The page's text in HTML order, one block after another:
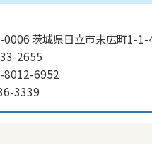
0006 茨城県日立市末広町1-1-
2655
8012-6952
3339